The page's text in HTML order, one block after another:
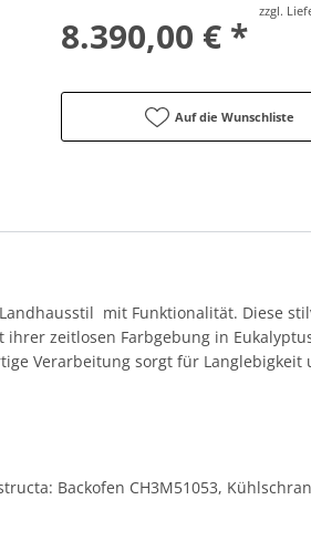
8.390,00 € *
zzgl.
Auf die Wunschliste
mit Funktionalität. Diese
zeitlosen Farbgebung in
Verarbeitung sorgt für
Backofen CH3M51053,